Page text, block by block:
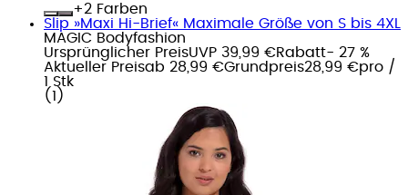
+
Farben
Slip »Maxi Hi-Brief« Maximale Größe von S bis 4XL
MAGIC Bodyfashion
Ursprünglicher PreisUVP 39,99 €Rabatt- 27 %
Aktueller Preisab 28,99 €Grundpreis28,99 €pro /
1 Stk
( 1 )